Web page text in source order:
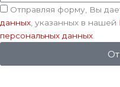
Соглашение
Отправляя форму, Вы
данных, указанных в нашей
персональных данных.